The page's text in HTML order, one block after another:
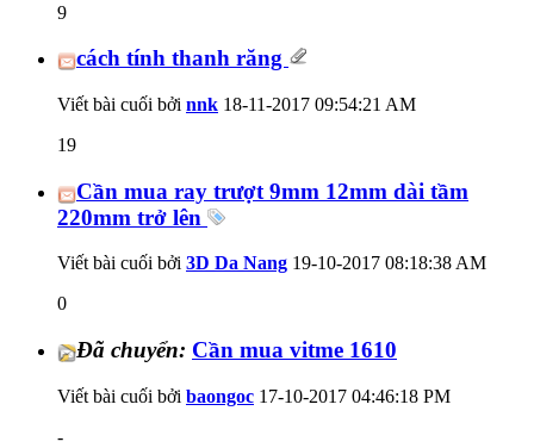
9
cách tính thanh răng
Viết bài cuối bởi nnk 18-11-2017 09:54:21 AM
19
Cần mua ray trượt 9mm 12mm dài tầm
220mm trở lên
Viết bài cuối bởi 3D Da Nang 19-10-2017 08:18:38 AM
0
Đã chuyển: Cần mua vitme 1610
Viết bài cuối bởi baongoc 17-10-2017 04:46:18 PM
-